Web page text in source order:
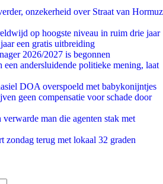
onzekerheid over Straat van Hormuz
op hoogste niveau in ruim drie jaar
een gratis uitbreiding
2026/2027 is begonnen
een andersluidende politieke mening, laat
DOA overspoeld met babykonijntjes
geen compensatie voor schade door
man die agenten stak met
zondag terug met lokaal 32 graden